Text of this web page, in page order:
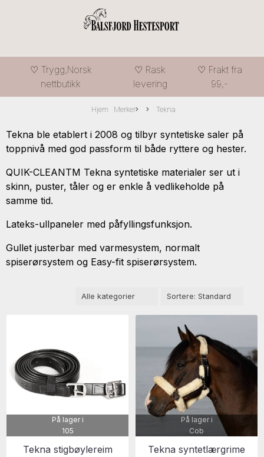
♡ Trygg,Norsk
nettbutikk
♡ Rask
levering
♡ Frakt fra
99,-
Hjem Merker Tekna
Tekna ble etablert i 2008 og tilbyr syntetiske saler på
toppnivå med god passform til både ryttere og hester.
QUIK-CLEANTM Tekna syntetiske materialer ser ut i
skinn, puster, tåler og er enkle å vedlikeholde på
samme tid.
Lateks-ullpaneler med påfyllingsfunksjon.
Gullet justerbar med varmesystem, normalt
spiserørsystem og Easy-fit spiserørsystem.
På lager i
105
Tekna stigbøylereim
På lager i
Cob
Tekna syntetlærgrime